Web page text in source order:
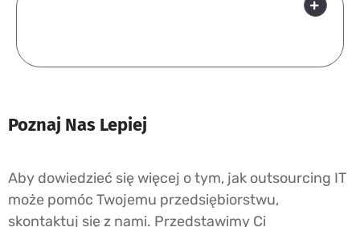
Poznaj Nas Lepiej
Aby dowiedzieć się więcej o tym, jak outsourcing IT
może pomóc Twojemu przedsiębiorstwu,
skontaktuj się z nami. Przedstawimy Ci